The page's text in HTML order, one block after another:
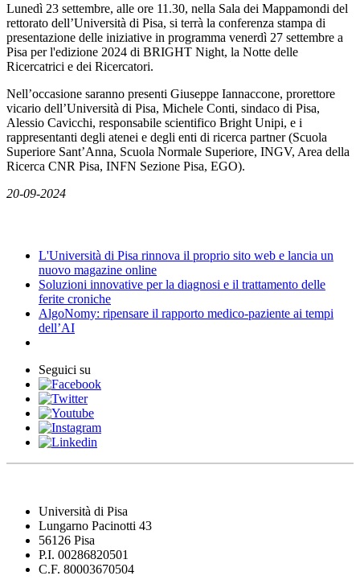
Lunedì 23 settembre, alle ore 11.30, nella Sala dei Mappamondi del
rettorato dell’Università di Pisa, si terrà la conferenza stampa di
presentazione delle iniziative in programma venerdì 27 settembre a
Pisa per l'edizione 2024 di BRIGHT Night, la Notte delle
Ricercatrici e dei Ricercatori.
Nell’occasione saranno presenti Giuseppe Iannaccone, prorettore
vicario dell’Università di Pisa, Michele Conti, sindaco di Pisa,
Alessio Cavicchi, responsabile scientifico Bright Unipi, e i
rappresentanti degli atenei e degli enti di ricerca partner (Scuola
Superiore Sant’Anna, Scuola Normale Superiore, INGV, Area della
Ricerca CNR Pisa, INFN Sezione Pisa, EGO).
20-09-2024
L'Università di Pisa rinnova il proprio sito web e lancia un
nuovo magazine online
Soluzioni innovative per la diagnosi e il trattamento delle
ferite croniche
AlgoNomy: ripensare il rapporto medico-paziente ai tempi
dell’AI
Seguici su
Università di Pisa
Lungarno Pacinotti 43
56126 Pisa
P.I. 00286820501
C.F. 80003670504